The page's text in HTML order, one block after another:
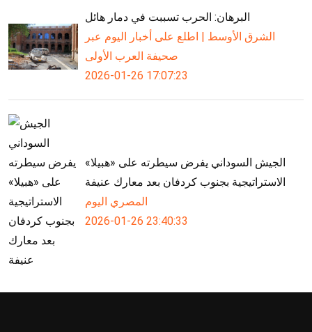
البرهان: الحرب تسببت في دمار هائل
الشرق الأوسط | اطلع على أخبار اليوم عبر
صحيفة العرب الأولى
2026-01-26 17:07:23
الجيش السوداني يفرض سيطرته على «هبيلا»
الاستراتيجية بجنوب كردفان بعد معارك عنيفة
المصري اليوم
2026-01-26 23:40:33